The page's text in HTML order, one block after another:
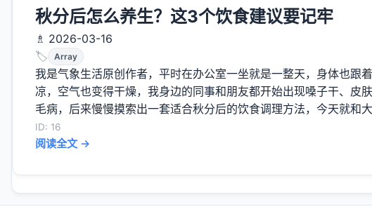
秋分后怎么养生？这3个饮食建议要记牢
♗ 2026-03-16
🏷️
Array
我是气象生活原创作者，平时在办公室一坐就是一整天，身体也跟
凉，空气也变得干燥，我身边的同事和朋友都开始出现嗓子干、皮
毛病，后来慢慢摸索出一套适合秋分后的饮食调理方法，今天就和
ID: 16
阅读全文 →